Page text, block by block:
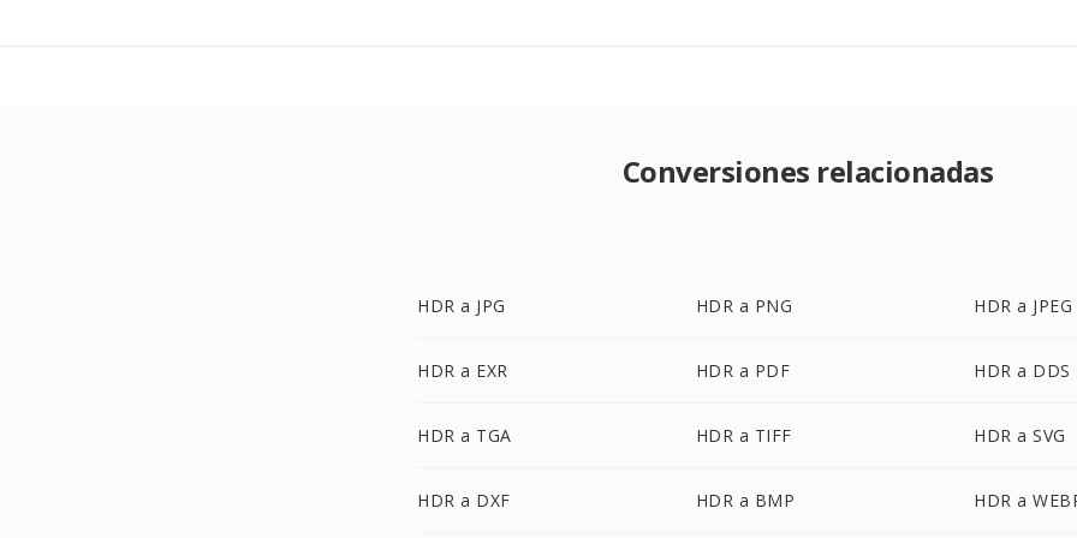
Conversiones relacionadas
HDR a JPG HDR a PNG HDR a JPEG
HDR a EXR HDR a PDF HDR a DDS
HDR a TGA HDR a TIFF HDR a SVG
HDR a DXF HDR a BMP HDR a